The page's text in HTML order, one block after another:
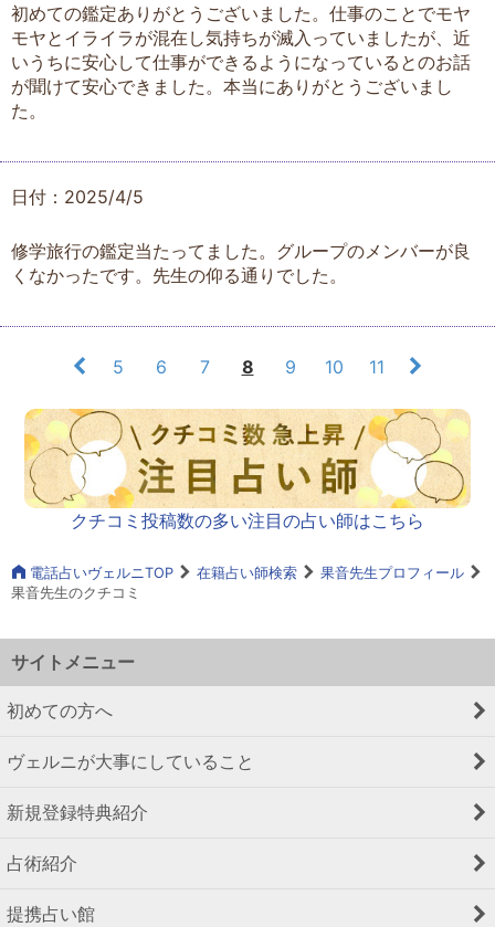
初めての鑑定ありがとうございました。仕事のことでモヤ
モヤとイライラが混在し気持ちが滅入っていましたが、近
いうちに安心して仕事ができるようになっているとのお話
が聞けて安心できました。本当にありがとうございまし
た。
日付：2025/4/5
修学旅行の鑑定当たってました。グループのメンバーが良
くなかったです。先生の仰る通りでした。
5 6 7 8 9 10 11
クチコミ投稿数の多い注目の占い師はこちら
電話占いヴェルニTOP 在籍占い師検索
果音先生プロフィール
果音先生のクチコミ
サイトメニュー
初めての方へ
ヴェルニが大事にしていること
新規登録特典紹介
占術紹介
提携占い館